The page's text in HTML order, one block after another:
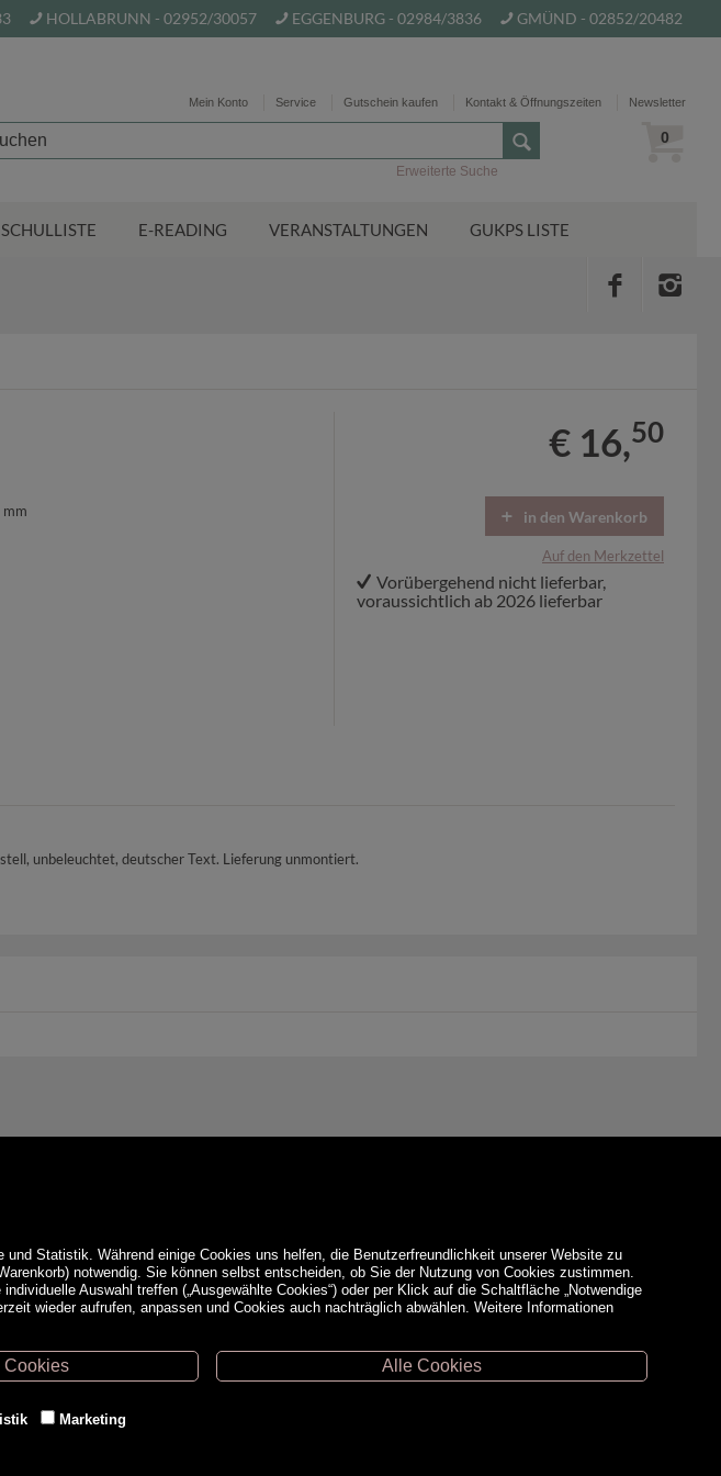
HOLLABRUNN - 02952/30057 EGGENBURG - 02984/3836 GMÜND - 02852/20482
Mein Konto Service Gutschein kaufen Kontakt & Öffnungszeiten Newsletter
0
Erweiterte Suche
SCHULLISTE E-READING VERANSTALTUNGEN GUKPS LISTE
€ 16,50
in den Warenkorb
Auf den Merkzettel
Vorübergehend nicht lieferbar,
voraussichtlich ab 2026 lieferbar
unbeleuchtet, deutscher Text. Lieferung unmontiert.
Statistik. Während einige Cookies uns helfen, die Benutzerfreundlichkeit unserer Website zu
notwendig. Sie können selbst entscheiden, ob Sie der Nutzung von Cookies zustimmen.
Auswahl treffen („Ausgewählte Cookies“) oder per Klick auf die Schaltfläche „Notwendige
wieder aufrufen, anpassen und Cookies auch nachträglich abwählen. Weitere Informationen
Cookies Alle Cookies
Marketing